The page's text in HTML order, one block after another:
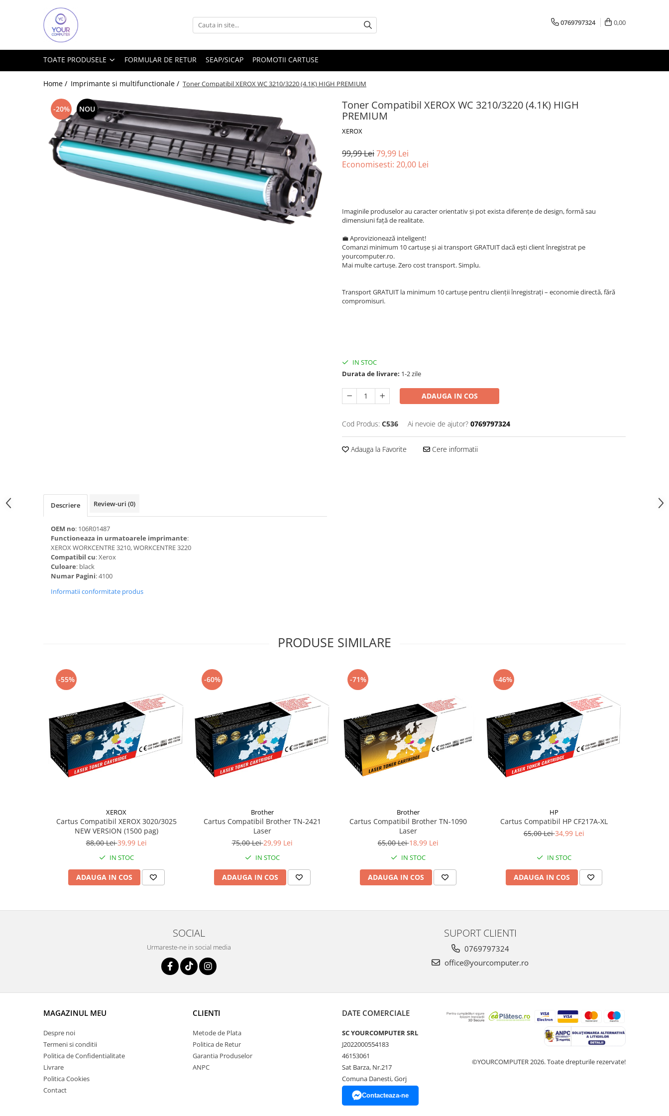
Toate Produsele
Accesorii IT
Alte accesorii video
Cabluri si accesorii
Cabluri si adaptoare
Laptop / Notebook REFURBISHED
Docking Station / Hub-uri
Docking Station
Imprimante si multifunctionale
Cartuse Imprimante & Copiatoare
Imprimante & multifunctionale
Adaptoare wireless
Placi de retea
Routere Wireless
Supraveghere video
0769797324 0,00
TOATE PRODUSELE FORMULAR DE RETUR SEAP/SICAP PROMOTII CARTUSE
Home / Imprimante si multifunctionale / Toner Compatibil XEROX WC 3210/3220 (4.1K) HIGH PREMIUM
Toner Compatibil XEROX WC 3210/3220 (4.1K) HIGH
PREMIUM
XEROX
-20% NOU
99,99 Lei79,99 Lei
Economisesti: 20,00 Lei
Imaginile produselor au caracter orientativ și pot exista diferențe de design, formă sau
dimensiuni față de realitate.
💼 Aprovizionează inteligent!
Comanzi minimum 10 cartușe și ai transport GRATUIT dacă ești client înregistrat pe
yourcomputer.ro.
Mai multe cartușe. Zero cost transport. Simplu.
Transport GRATUIT la minimum 10 cartușe pentru clienții înregistrați – economie directă, fără
compromisuri.
IN STOC
Durata de livrare: 1-2 zile
ADAUGA IN COS
Cod Produs: C536 Ai nevoie de ajutor? 0769797324
Adauga la Favorite Cere informatii
Descriere Review-uri (0)
OEM no: 106R01487
Functioneaza in urmatoarele imprimante:
XEROX WORKCENTRE 3210, WORKCENTRE 3220
Compatibil cu: Xerox
Culoare: black
Numar Pagini: 4100
Informatii conformitate produs
PRODUSE SIMILARE
-55%
XEROX
Cartus Compatibil XEROX 3020/3025
NEW VERSION (1500 pag)
88,00 Lei39,99 Lei
IN STOC
ADAUGA IN COS
-60%
Brother
Cartus Compatibil Brother TN-2421
Laser
75,00 Lei29,99 Lei
IN STOC
ADAUGA IN COS
-71%
Brother
Cartus Compatibil Brother TN-1090
Laser
65,00 Lei18,99 Lei
IN STOC
ADAUGA IN COS
-46%
HP
Cartus Compatibil HP CF217A-XL
65,00 Lei34,99 Lei
IN STOC
ADAUGA IN COS
SOCIAL
Urmareste-ne in social media
SUPORT CLIENTI
0769797324
office@yourcomputer.ro
MAGAZINUL MEU
Despre noi
Termeni si conditii
Politica de Confidentialitate
Livrare
Politica Cookies
Contact
CLIENTI
Metode de Plata
Politica de Retur
Garantia Produselor
ANPC
DATE COMERCIALE
SC YOURCOMPUTER SRL
J2022000554183
46153061
Sat Barza, Nr.217
Comuna Danesti, Gorj
Contacteaza-ne
©YOURCOMPUTER 2026. Toate drepturile rezervate!